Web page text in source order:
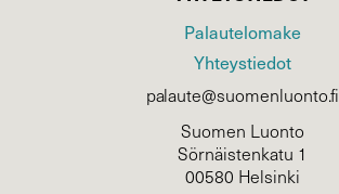
Palautelomake
Yhteystiedot
palaute@suomenluonto.fi
Suomen Luonto
Sörnäistenkatu 1
00580 Helsinki